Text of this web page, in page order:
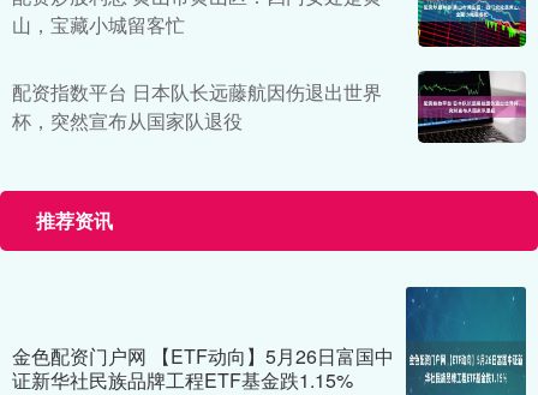
山，宝藏小城留客忙
配资指数平台 日本队长远藤航因伤退出世界
杯，突然宣布从国家队退役
推荐资讯
金色配资门户网 【ETF动向】5月26日富国中
证新华社民族品牌工程ETF基金跌1.15%